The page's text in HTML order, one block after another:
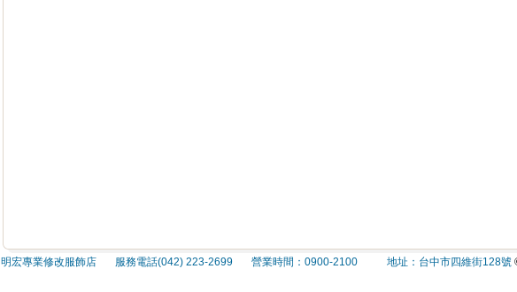
明宏專業修改服飾店 服務電話(042) 223-2699 營業時間：0900-2100 地址：台中市四維街128號